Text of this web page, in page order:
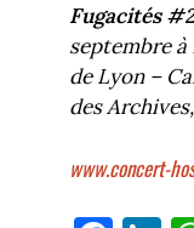
Fugacités
septembre à
de Lyon –
des
www.concert-